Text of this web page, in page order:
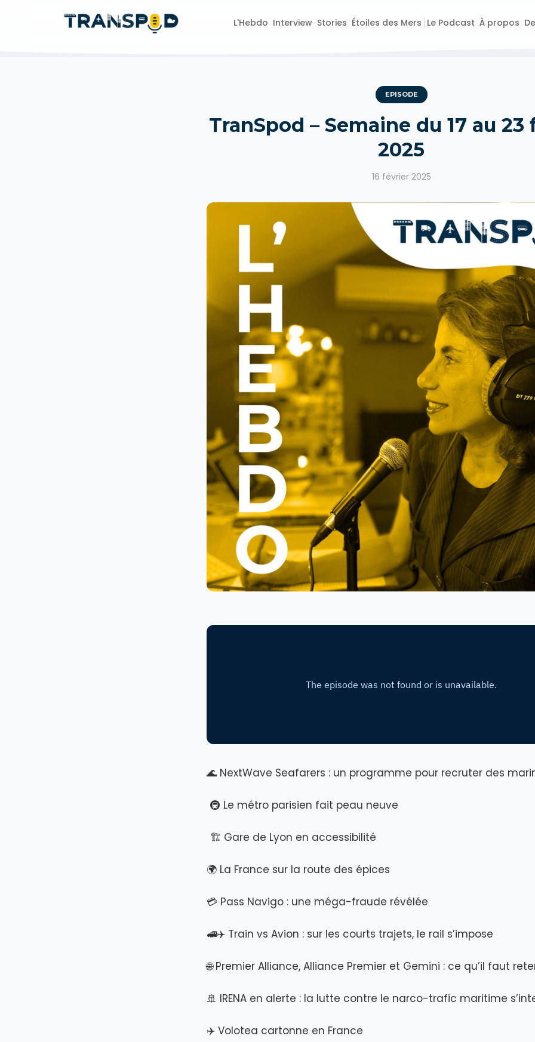
L'Hebdo Interview Stories Étoiles des Mers Le Podcast À propos
EPISODE
TranSpod – Semaine du 17 au 23
2025
16 février 2025
🌊 NextWave Seafarers : un programme pour recruter des
🚇 Le métro parisien fait peau neuve
🏗️ Gare de Lyon en accessibilité
🌍 La France sur la route des épices
💳 Pass Navigo : une méga-fraude révélée
🚅✈️ Train vs Avion : sur les courts trajets, le rail s’impose
🌐 Premier Alliance, Alliance Premier et Gemini : ce qu’il faut
🚢 IRENA en alerte : la lutte contre le narco-trafic maritime
✈️ Volotea cartonne en France